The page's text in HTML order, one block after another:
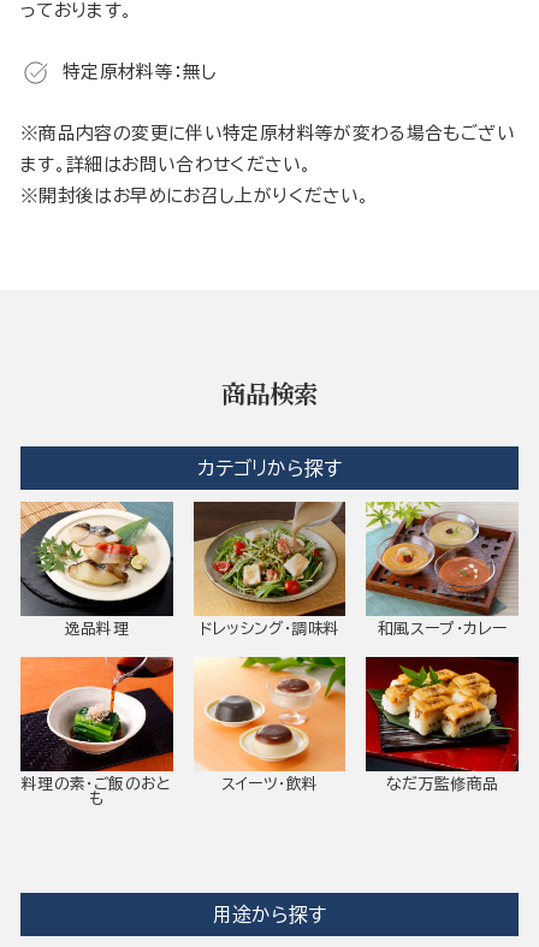
っております。
特定原材料等：無し
※商品内容の変更に伴い特定原材料等が変わる場合もござい
ます。詳細はお問い合わせください。
※開封後はお早めにお召し上がりください。
商品検索
カテゴリから探す
逸品料理 ドレッシング・調味料 和風スープ・カレー
料理の素・ご飯のおと
も
スイーツ・飲料 なだ万監修商品
用途から探す